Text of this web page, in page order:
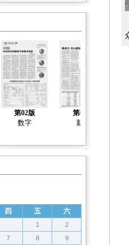
第02版
数字
第03版
新闻
四 五 六
1
2
7 8
9